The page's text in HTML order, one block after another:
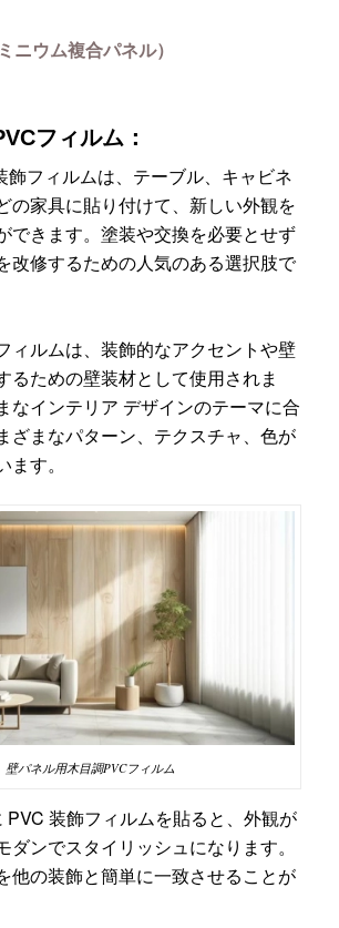
ニウム複合パネル）
フィルム：
飾フィルムは、テーブル、キャビネ
の家具に貼り付けて、新しい外観を
できます。塗装や交換を必要とせず
改修するための人気のある選択肢で
ィルムは、装飾的なアクセントや壁
るための壁装材として使用されま
なインテリア デザインのテーマに合
ざまなパターン、テクスチャ、色が
す。
壁パネル用木目調PVCフィルム
PVC 装飾フィルムを貼ると、外観が
ダンでスタイリッシュになります。
他の装飾と簡単に一致させることが